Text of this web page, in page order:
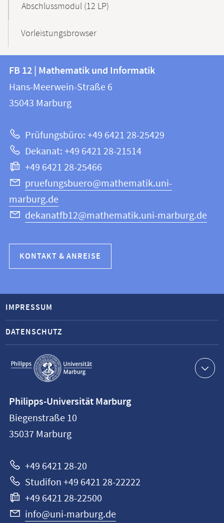
Abschlussmodul (12 LP)
Vorleistungsbrowser
Kontakt
und
Informationen
Website
FB
12
|
und
Informatik
FB 12 | Mathematik und Informatik
Hans-Meerwein-Straße 6
35043 Marburg
Prüfungsbüro: +49 6421 28-25429
Dekanat: +49 6421 28-21514
+49 6421 28-25466
pruefungsbuero@mathematik.uni-
marburg.de
dekanatfb12@mathematik.uni-marburg.de
KONTAKT & ANREISE
Service-
Navigation
IMPRESSUM
DATENSCHUTZ
Philipps-
Universität
Marburg
Philipps-Universität Marburg
Biegenstraße 10
35037 Marburg
+49 6421 28-20
Studifon +49 6421 28-22222
+49 6421 28-22500
info@uni-marburg.de